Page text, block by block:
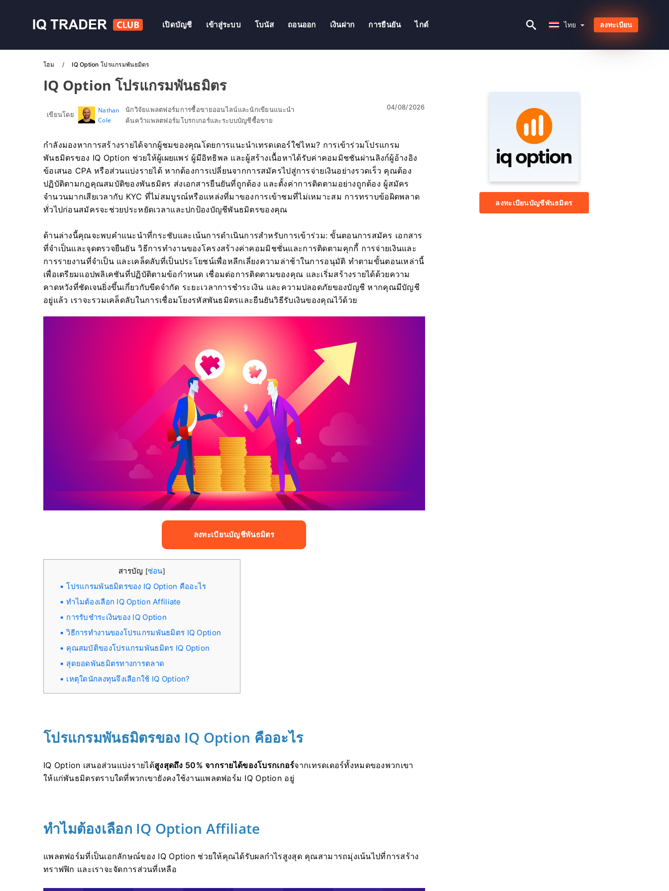
เปิดบัญชี เข้าสู่ระบบ โบนัส ถอนออก เงินฝาก การยืนยัน ไกด์ ไทย ลงทะเบียน
โฮม IQ Option โปรแกรมพันธมิตร
IQ Option โปรแกรมพันธมิตร
เขียนโดย
Nathan
Cole
นักวิจัยแพลตฟอร์มการซื้อขายออนไลน์และนักเขียนแนะนำ
ค้นคว้าแพลตฟอร์มโบรกเกอร์และระบบบัญชีซื้อขาย
04/08/2026
กำลังมองหาการสร้างรายได้จากผู้ชมของคุณโดยการแนะนำเทรดเดอร์ใช่ไหม? การเข้าร่วมโปรแกรม
พันธมิตรของ IQ Option ช่วยให้ผู้เผยแพร่ ผู้มีอิทธิพล และผู้สร้างเนื้อหาได้รับค่าคอมมิชชันผ่านลิงก์ผู้อ้างอิง
ข้อเสนอ CPA หรือส่วนแบ่งรายได้ หากต้องการเปลี่ยนจากการสมัครไปสู่การจ่ายเงินอย่างรวดเร็ว คุณต้อง
ปฏิบัติตามกฎคุณสมบัติของพันธมิตร ส่งเอกสารยืนยันที่ถูกต้อง และตั้งค่าการติดตามอย่างถูกต้อง ผู้สมัคร
จำนวนมากเสียเวลากับ KYC ที่ไม่สมบูรณ์หรือแหล่งที่มาของการเข้าชมที่ไม่เหมาะสม การทราบข้อผิดพลาด
ทั่วไปก่อนสมัครจะช่วยประหยัดเวลาและปกป้องบัญชีพันธมิตรของคุณ
ด้านล่างนี้คุณจะพบคำแนะนำที่กระชับและเน้นการดำเนินการสำหรับการเข้าร่วม: ขั้นตอนการสมัคร เอกสาร
ที่จำเป็นและจุดตรวจยืนยัน วิธีการทำงานของโครงสร้างค่าคอมมิชชั่นและการติดตามคุกกี้ การจ่ายเงินและ
การรายงานที่จำเป็น และเคล็ดลับที่เป็นประโยชน์เพื่อหลีกเลี่ยงความล่าช้าในการอนุมัติ ทำตามขั้นตอนเหล่านี้
เพื่อเตรียมแอปพลิเคชันที่ปฏิบัติตามข้อกำหนด เชื่อมต่อการติดตามของคุณ และเริ่มสร้างรายได้ด้วยความ
คาดหวังที่ชัดเจนยิ่งขึ้นเกี่ยวกับขีดจำกัด ระยะเวลาการชำระเงิน และความปลอดภัยของบัญชี หากคุณมีบัญชี
อยู่แล้ว เราจะรวมเคล็ดลับในการเชื่อมโยงรหัสพันธมิตรและยืนยันวิธีรับเงินของคุณไว้ด้วย
ลงทะเบียนบัญชีพันธมิตร
สารบัญ [ซ่อน]
โปรแกรมพันธมิตรของ IQ Option คืออะไร
ทำไมต้องเลือก IQ Option Affiliate
การรับชำระเงินของ IQ Option
วิธีการทำงานของโปรแกรมพันธมิตร IQ Option
คุณสมบัติของโปรแกรมพันธมิตร IQ Option
สุดยอดพันธมิตรทางการตลาด
เหตุใดนักลงทุนจึงเลือกใช้ IQ Option?
โปรแกรมพันธมิตรของ IQ Option คืออะไร
IQ Option เสนอส่วนแบ่งรายได้สูงสุดถึง 50% จากรายได้ของโบรกเกอร์จากเทรดเดอร์ทั้งหมดของพวกเขา
ให้แก่พันธมิตรตราบใดที่พวกเขายังคงใช้งานแพลตฟอร์ม IQ Option อยู่
ทำไมต้องเลือก IQ Option Affiliate
แพลตฟอร์มที่เป็นเอกลักษณ์ของ IQ Option ช่วยให้คุณได้รับผลกำไรสูงสุด คุณสามารถมุ่งเน้นไปที่การสร้าง
ทราฟฟิก และเราจะจัดการส่วนที่เหลือ
ลงทะเบียนบัญชีพันธมิตร